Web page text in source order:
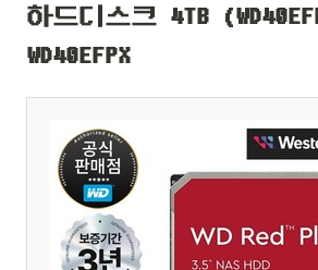
하드디스크 4TB
WD40EFPX